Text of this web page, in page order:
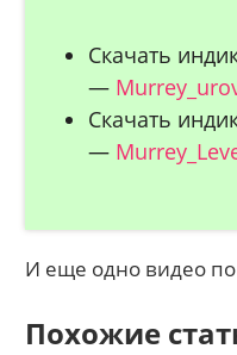
Скачать
—
Скачать
—
И еще одно видео
Похожие